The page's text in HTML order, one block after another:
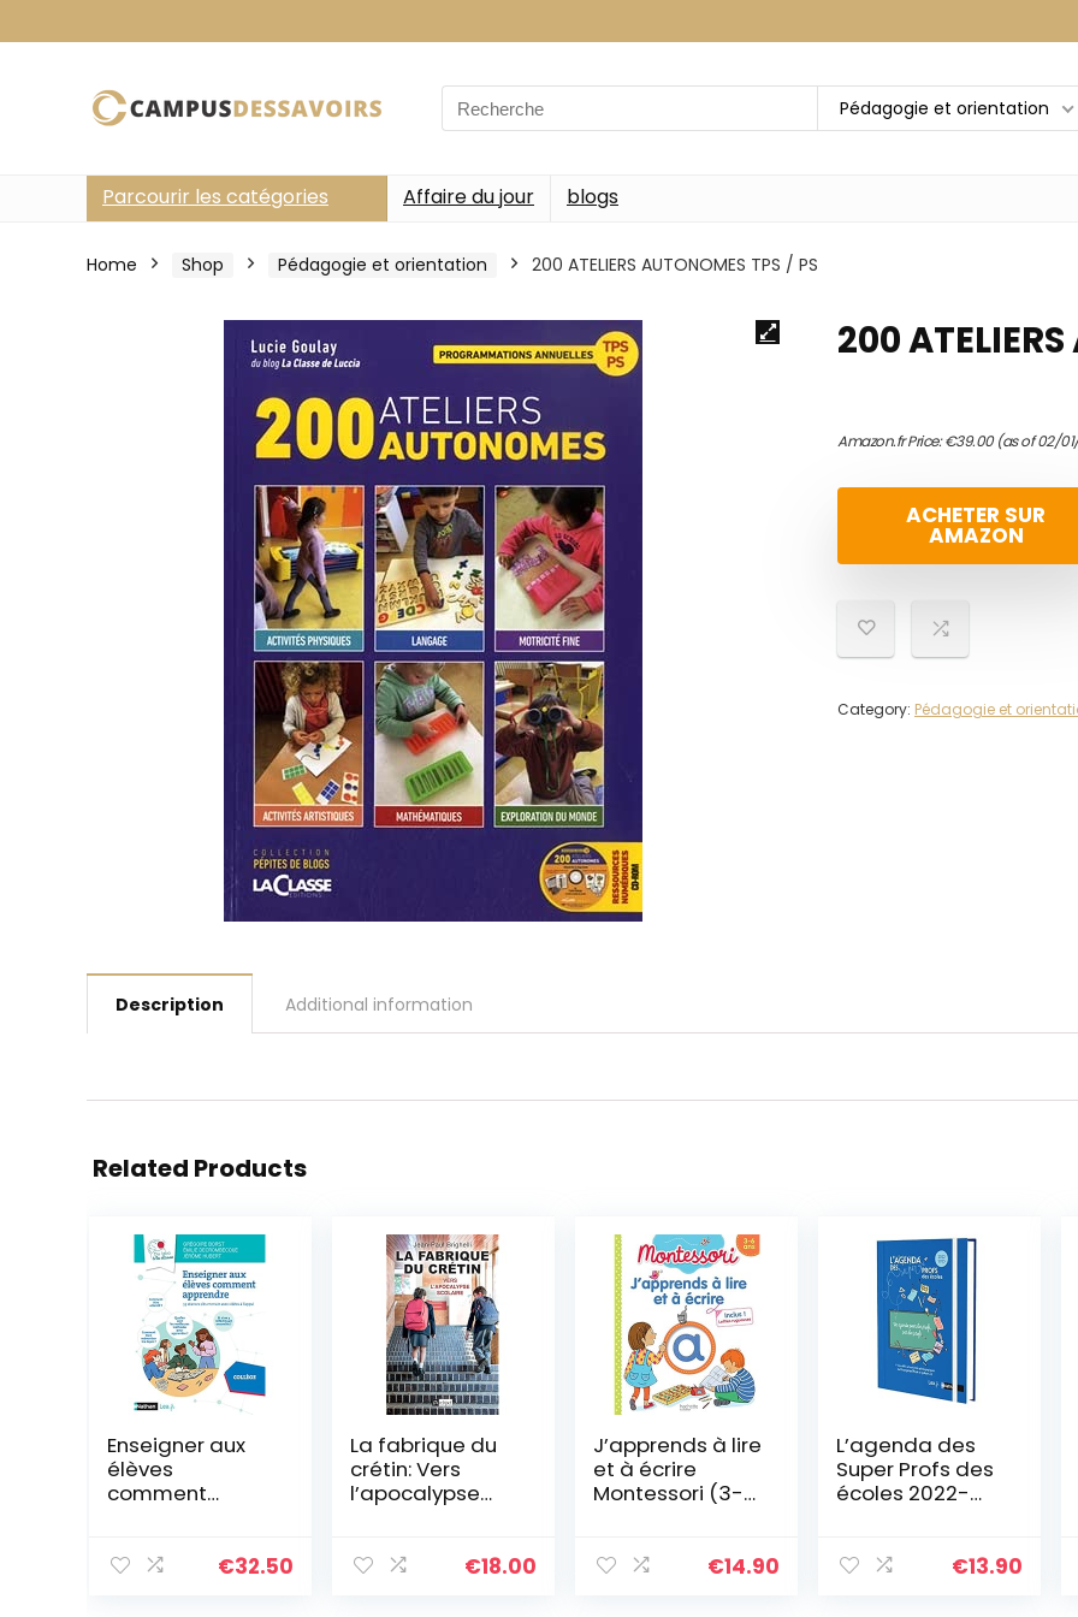
Search
for:
Pédagogie et orientation
Parcourir les catégories Affaire du jour blogs
Home Shop Pédagogie et orientation 200 ATELIERS AUTONOMES TPS / PS
200
Amazon.fr Price:€39.00(as of 02/01/
ACHETER SUR
AMAZON
Category: Pédagogie et
Description Additional information
Related Products
Enseigner aux
élèves
comment
main avec vidéo
€32.50
La fabrique du
crétin: Vers
l’apocalypse
€18.00
J’apprends à lire
et à écrire
Montessori (3-6
€14.90
L’agenda des
Super Profs des
écoles 2022-
activités
€13.90